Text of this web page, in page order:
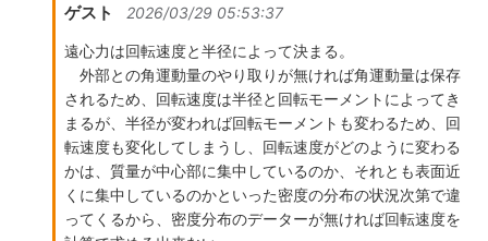
ゲスト 2026/03/29 05:53:37
遠心力は回転速度と半径によって決まる。
外部との角運動量のやり取りが無ければ角運動量は保存
されるため、回転速度は半径と回転モーメントによってき
まるが、半径が変われば回転モーメントも変わるため、回
転速度も変化してしまうし、回転速度がどのように変わる
かは、質量が中心部に集中しているのか、それとも表面近
くに集中しているのかといった密度の分布の状況次第で違
ってくるから、密度分布のデーターが無ければ回転速度を